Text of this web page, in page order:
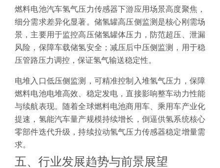
燃料电池汽车氢气压力传感器下游应用场景高度聚焦，
细分需求差异化显著。储氢罐高压侧监测是核心刚需场
景，主要用于监控高压储氢罐体压力，防范超压、泄漏
风险，保障车载储氢安全；减压后中压侧监测，用于稳
压管路压力调控，保证氢气输送稳定性。
电堆入口低压侧监测，可精准控制入堆氢气压力，保障
燃料电池电堆高效、稳定发电，直接影响整车动力性能
与续航表现。随着全球燃料电池商用车、乘用车产业化
提速，氢能汽车量产规模持续增长，倒逼供氢系统核心
零部件迭代升级，持续拉动氢气压力传感器稳定增量需
求。
五、行业发展趋势与前景展望